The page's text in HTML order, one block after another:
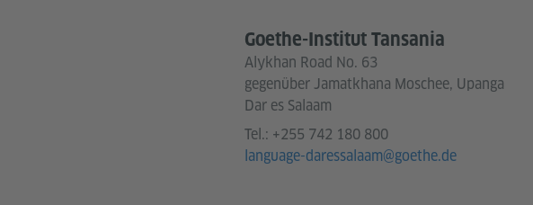
Goethe-Institut Tansania
Alykhan Road No. 63
gegenüber Jamatkhana Moschee, Upanga
Dar es Salaam
Tel.: +255 742 180 800
language-daressalaam@goethe.de